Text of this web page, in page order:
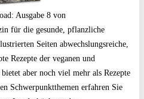
Ausgabe 8 von
für die gesunde, pflanzliche
Seiten abwechslungsreiche,
Rezepte der veganen und
aber noch viel mehr als Rezepte
Schwerpunktthemen erfahren Sie